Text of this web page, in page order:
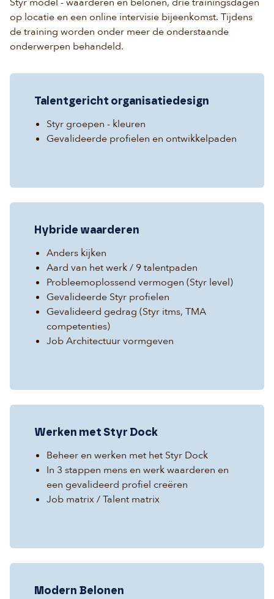
op locatie en een online intervisie bijeenkomst. Tijdens
de training worden onder meer de onderstaande
onderwerpen behandeld.
Talentgericht organisatiedesign
Styr groepen - kleuren
Gevalideerde profielen en ontwikkelpaden
Hybride waarderen
Anders kijken
Aard van het werk / 9 talentpaden
Probleemoplossend vermogen (Styr level)
Gevalideerde Styr profielen
Gevalideerd gedrag (Styr itms, TMA
competenties)
Job Architectuur vormgeven
Werken met Styr Dock
Beheer en werken met het Styr Dock
In 3 stappen mens en werk waarderen en
een gevalideerd profiel creëren
Job matrix / Talent matrix
Modern Belonen